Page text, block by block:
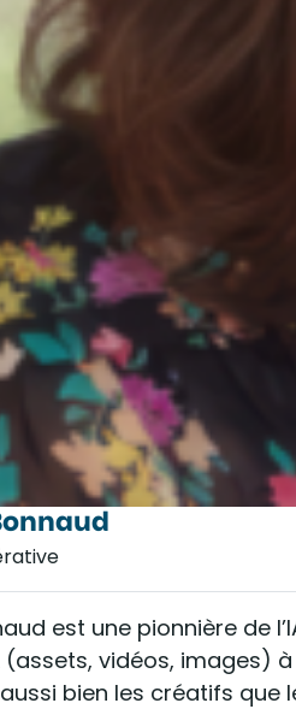
est une pionnière de
(assets, vidéos, images)
bien les créatifs que